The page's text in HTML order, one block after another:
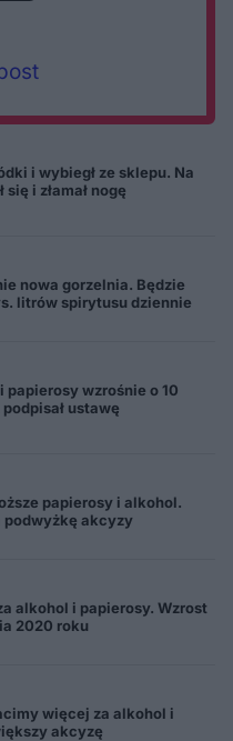
i wybiegł ze sklepu. Na
i złamał nogę
nowa gorzelnia. Będzie
litrów spirytusu dziennie
papierosy wzrośnie o 10
ustawę
papierosy i alkohol.
podwyżkę akcyzy
alkohol i papierosy. Wzrost
2020 roku
więcej za alkohol i
akcyzę